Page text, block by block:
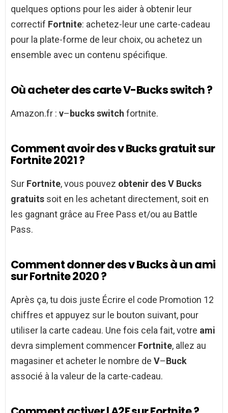
quelques options pour les aider à obtenir leur
correctif Fortnite: achetez-leur une carte-cadeau
pour la plate-forme de leur choix, ou achetez un
ensemble avec un contenu spécifique.
Où acheter des carte V-Bucks switch ?
Amazon.fr : v– bucks switch fortnite.
Comment avoir des v Bucks gratuit sur
Fortnite 2021 ?
Sur Fortnite, vous pouvez obtenir des V Bucks
gratuits soit en les achetant directement, soit en
les gagnant grâce au Free Pass et/ou au Battle
Pass.
Comment donner des v Bucks à un ami
sur Fortnite 2020 ?
Après ça, tu dois juste Écrire el code Promotion 12
chiffres et appuyez sur le bouton suivant, pour
utiliser la carte cadeau. Une fois cela fait, votre ami
devra simplement commencer Fortnite, allez au
magasiner et acheter le nombre de V–Buck
associé à la valeur de la carte-cadeau.